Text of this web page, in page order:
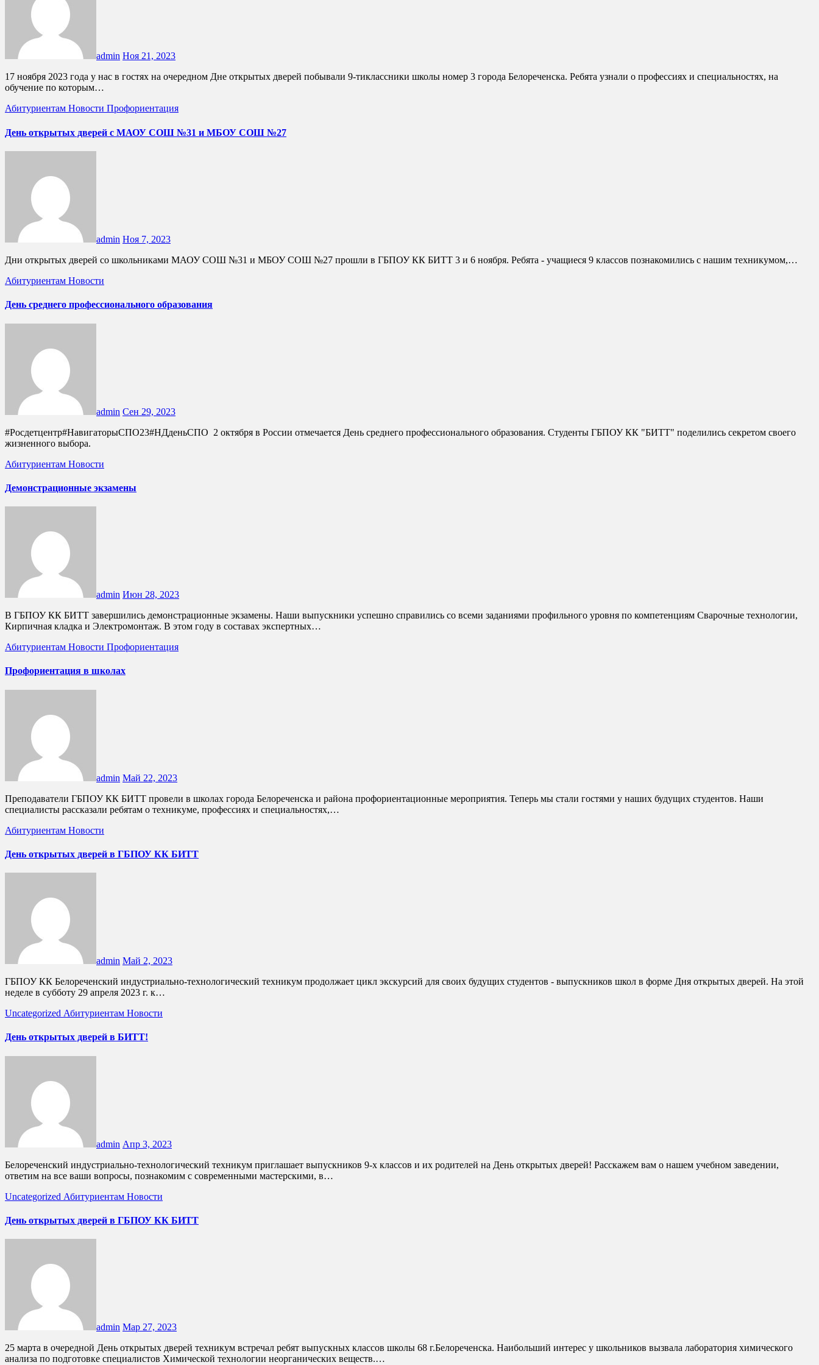
admin Ноя 21, 2023
17 ноября 2023 года у нас в гостях на очередном Дне открытых дверей побывали 9-тиклассники школы номер 3 города Белореченска. Ребята узнали о профессиях и специальностях, на
обучение по которым…
Абитуриентам Новости Профориентация
День открытых дверей с МАОУ СОШ №31 и МБОУ СОШ №27
admin Ноя 7, 2023
Дни открытых дверей со школьниками МАОУ СОШ №31 и МБОУ СОШ №27 прошли в ГБПОУ КК БИТТ 3 и 6 ноября. Ребята - учащиеся 9 классов познакомились с нашим техникумом,…
Абитуриентам Новости
День среднего профессионального образования
admin Сен 29, 2023
#Росдетцентр#НавигаторыСПО23#НДденьСПО 2 октября в России отмечается День среднего профессионального образования. Студенты ГБПОУ КК "БИТТ" поделились секретом своего
жизненного выбора.
Абитуриентам Новости
Демонстрационные экзамены
admin Июн 28, 2023
В ГБПОУ КК БИТТ завершились демонстрационные экзамены. Наши выпускники успешно справились со всеми заданиями профильного уровня по компетенциям Сварочные технологии,
Кирпичная кладка и Электромонтаж. В этом году в составах экспертных…
Абитуриентам Новости Профориентация
Профориентация в школах
admin Май 22, 2023
Преподаватели ГБПОУ КК БИТТ провели в школах города Белореченска и района профориентационные мероприятия. Теперь мы стали гостями у наших будущих студентов. Наши
специалисты рассказали ребятам о техникуме, профессиях и специальностях,…
Абитуриентам Новости
День открытых дверей в ГБПОУ КК БИТТ
admin Май 2, 2023
ГБПОУ КК Белореченский индустриально-технологический техникум продолжает цикл экскурсий для своих будущих студентов - выпускников школ в форме Дня открытых дверей. На этой
неделе в субботу 29 апреля 2023 г. к…
Uncategorized Абитуриентам Новости
День открытых дверей в БИТТ!
admin Апр 3, 2023
Белореченский индустриально-технологический техникум приглашает выпускников 9-х классов и их родителей на День открытых дверей! Расскажем вам о нашем учебном заведении,
ответим на все ваши вопросы, познакомим с современными мастерскими, в…
Uncategorized Абитуриентам Новости
День открытых дверей в ГБПОУ КК БИТТ
admin Мар 27, 2023
25 марта в очередной День открытых дверей техникум встречал ребят выпускных классов школы 68 г.Белореченска. Наибольший интерес у школьников вызвала лаборатория химического
анализа по подготовке специалистов Химической технологии неорганических веществ.…